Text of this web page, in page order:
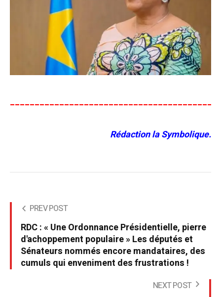
Rédaction la Symbolique.
PREV POST
RDC : « Une Ordonnance Présidentielle, pierre
d'achoppement populaire » Les députés et
Sénateurs nommés encore mandataires, des
cumuls qui enveniment des frustrations !
NEXT POST